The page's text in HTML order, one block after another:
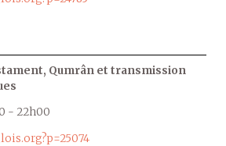
Qumrân et transmission
- 22h00